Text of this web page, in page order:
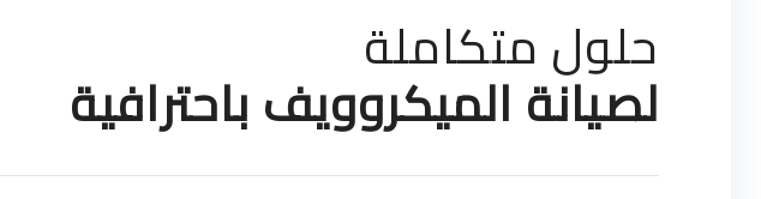
حلول متكاملة
لصيانة الميكروويف باحترافية